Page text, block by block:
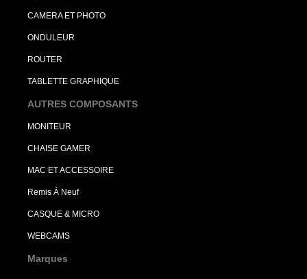
CAMERA ET PHOTO
ONDULEUR
ROUTER
TABLETTE GRAPHIQUE
AUTRES COMPOSANTS
MONITEUR
CHAISE GAMER
MAC ET ACCESSOIRE
Remis À Neuf
CASQUE & MICRO
WEBCAMS
Marques